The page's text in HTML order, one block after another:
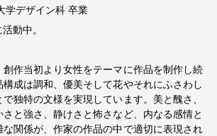
デザイン科 卒業
動中。
作当初より女性をテーマに作品を制作し続
成は調和、優美そして花やそれにふさわし
独特の文様を実現しています。美と醜さ、
と強さ、静けさと怖さなど、内なる感情と
関係が、作家の作品の中で適切に表現され